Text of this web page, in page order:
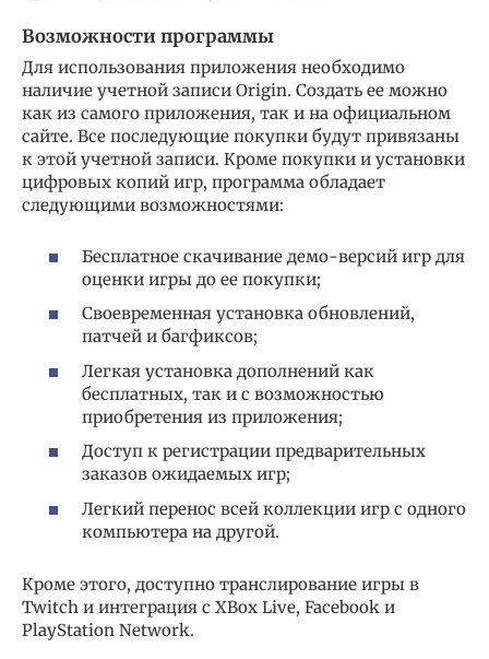
Возможности программы
Для использования приложения необходимо
наличие учетной записи Origin. Создать ее можно
как из самого приложения, так и на официальном
сайте. Все последующие покупки будут привязаны
к этой учетной записи. Кроме покупки и установки
цифровых копий игр, программа обладает
следующими возможностями:
Бесплатное скачивание демо-версий игр для
оценки игры до ее покупки;
Своевременная установка обновлений,
патчей и багфиксов;
Легкая установка дополнений как
бесплатных, так и с возможностью
приобретения из приложения;
Доступ к регистрации предварительных
заказов ожидаемых игр;
Легкий перенос всей коллекции игр с одного
компьютера на другой.
Кроме этого, доступно транслирование игры в
Twitch и интеграция с XBox Live, Facebook и
PlayStation Network.